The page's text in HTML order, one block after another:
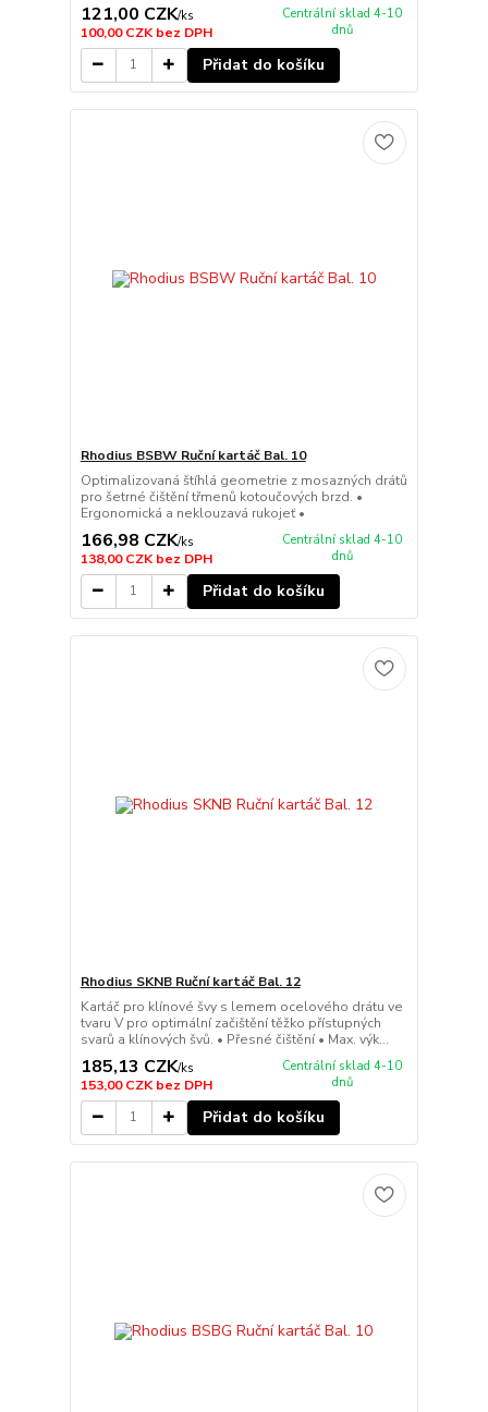
121,00 CZK/ks
100,00 CZKbez DPH
Centrální sklad 4-10
dnů
Přidat do košíku
Rhodius BSBW Ruční kartáč Bal. 10
Optimalizovaná štíhlá geometrie z mosazných drátů
pro šetrné čištění třmenů kotoučových brzd. •
Ergonomická a neklouzavá rukojeť •
166,98 CZK/ks
138,00 CZKbez DPH
Centrální sklad 4-10
dnů
Přidat do košíku
Rhodius SKNB Ruční kartáč Bal. 12
Kartáč pro klínové švy s lemem ocelového drátu ve
tvaru V pro optimální začištění těžko přístupných
svarů a klínových švů. • Přesné čištění • Max. výk...
185,13 CZK/ks
153,00 CZKbez DPH
Centrální sklad 4-10
dnů
Přidat do košíku